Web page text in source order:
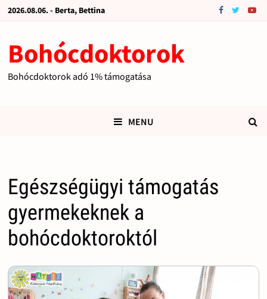
2026.08.06. - Berta, Bettina
Bohócdoktorok
Bohócdoktorok adó 1% támogatása
MENU
Egészségügyi támogatás
gyermekeknek a
bohócdoktoroktól